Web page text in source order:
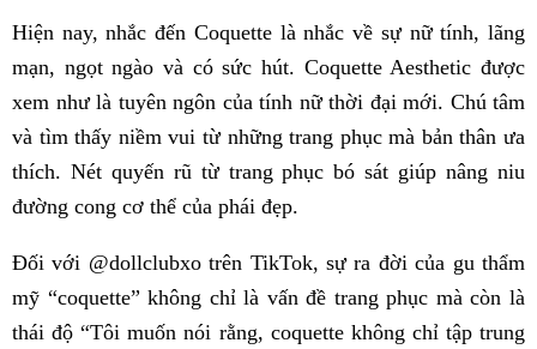
Hiện nay, nhắc đến Coquette là nhắc về sự nữ tính, lãng
mạn, ngọt ngào và có sức hút. Coquette Aesthetic được
xem như là tuyên ngôn của tính nữ thời đại mới. Chú tâm
và tìm thấy niềm vui từ những trang phục mà bản thân ưa
thích. Nét quyến rũ từ trang phục bó sát giúp nâng niu
đường cong cơ thể của phái đẹp.
Đối với @dollclubxo trên TikTok, sự ra đời của gu thẩm
mỹ “coquette” không chỉ là vấn đề trang phục mà còn là
thái độ “Tôi muốn nói rằng, coquette không chỉ tập trung